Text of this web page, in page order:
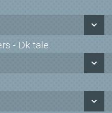
- Dk tale